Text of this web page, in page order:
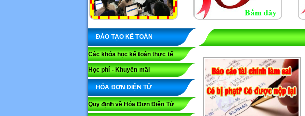
ĐÀO TẠO KẾ TOÁN
Các khóa học kế toán thực tế
Học phí - Khuyến mãi
HÓA ĐƠN ĐIỆN TỬ
Quy định về Hóa Đơn Điện Tử